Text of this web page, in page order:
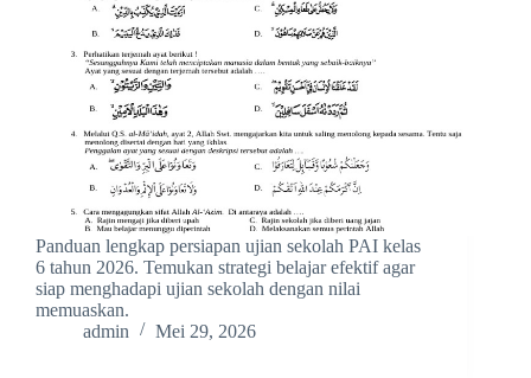
Panduan lengkap persiapan ujian sekolah PAI kelas
6 tahun 2026. Temukan strategi belajar efektif agar
siap menghadapi ujian sekolah dengan nilai
memuaskan.
admin
Mei 29, 2026